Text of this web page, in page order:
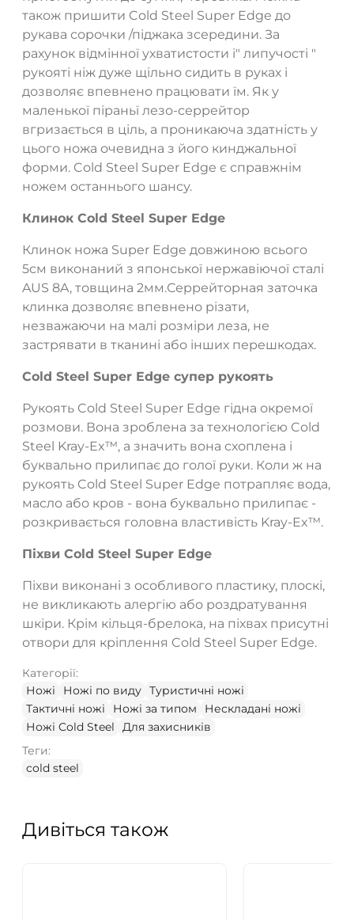
також пришити Cold Steel Super Edge до
рукава сорочки /піджака зсередини. За
рахунок відмінної ухватистости і" липучості "
рукояті ніж дуже щільно сидить в руках і
дозволяє впевнено працювати їм. Як у
маленької піраньї лезо-серрейтор
вгризається в ціль, а проникаюча здатність у
цього ножа очевидна з його кинджальної
форми. Cold Steel Super Edge є справжнім
ножем останнього шансу.
Клинок Cold Steel Super Edge
Клинок ножа Super Edge довжиною всього
5см виконаний з японської нержавіючої сталі
AUS 8A, товщина 2мм.Серрейторная заточка
клинка дозволяє впевнено різати,
незважаючи на малі розміри леза, не
застрявати в тканині або інших перешкодах.
Cold Steel Super Edge супер рукоять
Рукоять Cold Steel Super Edge гідна окремої
розмови. Вона зроблена за технологією Cold
Steel Kray-Ex™, а значить вона схоплена і
буквально прилипає до голої руки. Коли ж на
рукоять Cold Steel Super Edge потрапляє вода,
масло або кров - вона буквально прилипає -
розкривається головна властивість Kray-Ex™.
Піхви Cold Steel Super Edge
Піхви виконані з особливого пластику, плоскі,
не викликають алергію або роздратування
шкіри. Крім кільця-брелока, на піхвах присутні
отвори для кріплення Cold Steel Super Edge.
Категорії:
Ножі
Ножі по виду Туристичні ножі
Тактичні ножі
Ножі за типом
Нескладані ножі
Ножі Cold Steel
Для захисників
Теги:
cold steel
Дивіться також
ТАК НІ